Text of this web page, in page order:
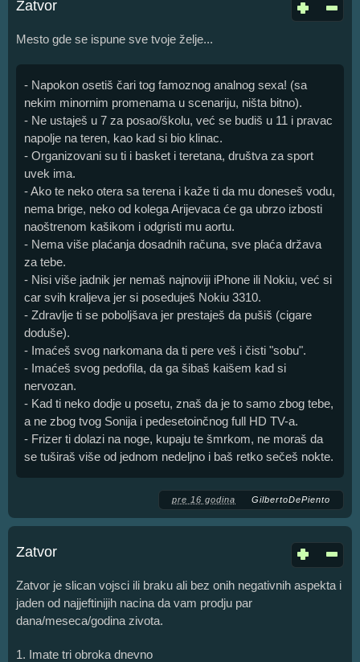
Zatvor
Mesto gde se ispune sve tvoje želje...
- Napokon osetiš čari tog famoznog analnog sexa! (sa
nekim minornim promenama u scenariju, ništa bitno).
- Ne ustaješ u 7 za posao/školu, već se budiš u 11 i pravac
napolje na teren, kao kad si bio klinac.
- Organizovani su ti i basket i teretana, društva za sport
uvek ima.
- Ako te neko otera sa terena i kaže ti da mu doneseš vodu,
nema brige, neko od kolega Arijevaca će ga ubrzo izbosti
naoštrenom kašikom i odgristi mu aortu.
- Nema više plaćanja dosadnih računa, sve plaća država
za tebe.
- Nisi više jadnik jer nemaš najnoviji iPhone ili Nokiu, već si
car svih kraljeva jer si poseduješ Nokiu 3310.
- Zdravlje ti se poboljšava jer prestaješ da pušiš (cigare
doduše).
- Imaćeš svog narkomana da ti pere veš i čisti "sobu".
- Imaćeš svog pedofila, da ga šibaš kaišem kad si
nervozan.
- Kad ti neko dodje u posetu, znaš da je to samo zbog tebe,
a ne zbog tvog Sonija i pedesetoinčnog full HD TV-a.
- Frizer ti dolazi na noge, kupaju te šmrkom, ne moraš da
se tuširaš više od jednom nedeljno i baš retko sečeš nokte.
pre 16 godina GilbertoDePiento
Zatvor
Zatvor je slican vojsci ili braku ali bez onih negativnih aspekta i
jaden od najjeftinijih nacina da vam prodju par
dana/meseca/godina zivota.
1. Imate tri obroka dnevno